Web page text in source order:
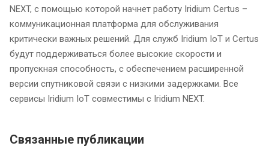
NEXT, с помощью которой начнет работу Iridium Certus –
коммуникационная платформа для обслуживания
критически важных решений. Для служб Iridium IoT и Certus
будут поддерживаться более высокие скорости и
пропускная способность, с обеспечением расширенной
версии спутниковой связи с низкими задержками. Все
сервисы Iridium IoT совместимы с Iridium NEXT.
Связанные публикации